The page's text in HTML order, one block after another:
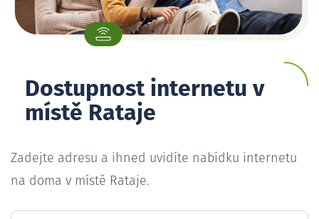
Dostupnost internetu v
místě Rataje
Zadejte adresu a ihned uvidíte nabídku internetu
na doma v místě Rataje.